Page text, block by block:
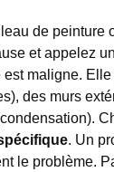
de peinture
et appelez
est maligne.
des murs
. Un
le problème.